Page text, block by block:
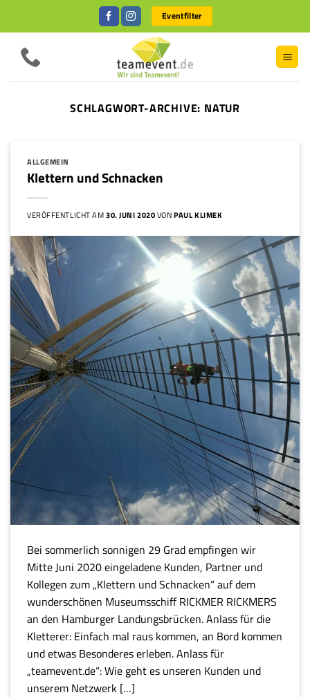
Eventfilter
SCHLAGWORT-ARCHIVE: NATUR
ALLGEMEIN
Klettern und Schnacken
VERÖFFENTLICHT AM30. JUNI 2020VONPAUL KLIMEK
Bei sommerlich sonnigen 29 Grad empfingen wir
Mitte Juni 2020 eingeladene Kunden, Partner und
Kollegen zum „Klettern und Schnacken“ auf dem
wunderschönen Museumsschiff RICKMER RICKMERS
an den Hamburger Landungsbrücken. Anlass für die
Kletterer: Einfach mal raus kommen, an Bord kommen
und etwas Besonderes erleben. Anlass für
„teamevent.de“: Wie geht es unseren Kunden und
unserem Netzwerk […]